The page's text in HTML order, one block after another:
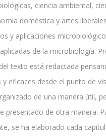
ciencia ambiental,
doméstica y artes
y aplicaciones
de la microbiología.
texto está redactada
eficaces desde el punto de
de una manera útil,
presentado de otra manera.
se ha elaborado cada